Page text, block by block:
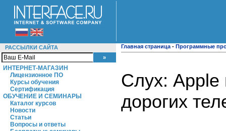
РАССЫЛКИ САЙТА
ИНТЕРНЕТ-МАГАЗИН
Лицензионное ПО
Курсы обучения
Сертификация
ОБУЧЕНИЕ И СЕМИНАРЫ
Каталог курсов
Новости
Статьи
Вопросы и ответы
Главная страница - Программные
Слух: Apple
дорогих